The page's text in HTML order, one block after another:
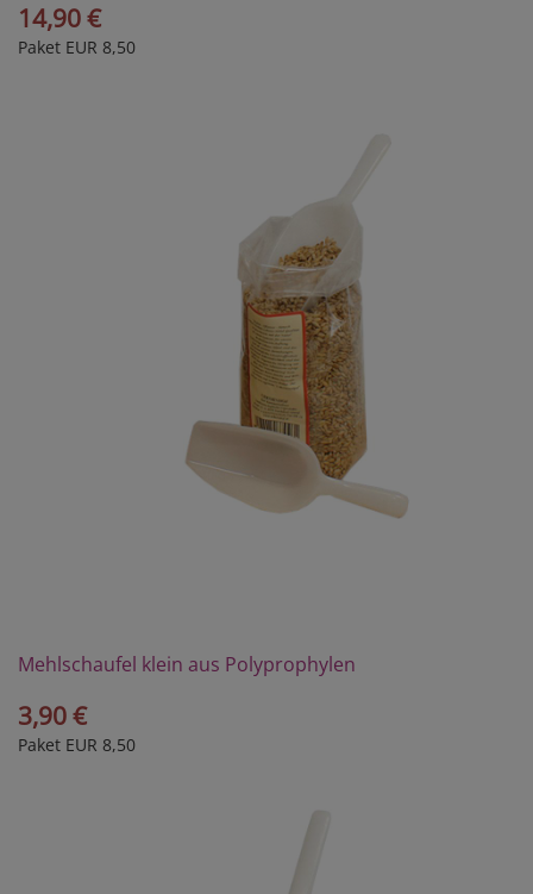
14,90 €
Paket EUR 8,50
Mehlschaufel klein aus Polyprophylen
3,90 €
Paket EUR 8,50